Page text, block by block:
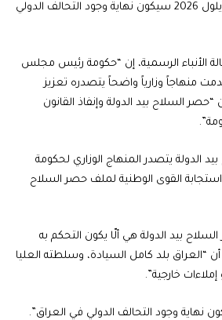
خارجية، فيما أشار إلى أن أيلول 2026 سيكون نهاية وجود التحالف الدولي
الأنباء الرسمية، إن “حكومة رئيس مجلس
منهاجاً وزارياً واضحاً يتصدره تعزيز
“حصر السلاح بيد الدولة وإنفاذ القانون
الدولة يتصدر المنهاج الوزاري لحكومة
القوى الوطنية لملف حصر السلاح
بيد الدولة هي ألّا يكون التحكم به
أن “العراق بلد كامل السيادة، وسلطته العليا
خارجية”.